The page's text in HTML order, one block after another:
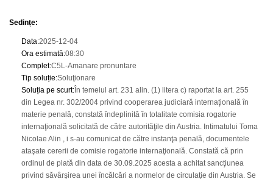
Sedințe:
Data:2025-12-04
Ora estimată:08:30
Complet:C5L-Amanare pronuntare
Tip soluție:Soluţionare
Soluția pe scurt: În temeiul art. 231 alin. (1) litera c) raportat la art. 255
din Legea nr. 302/2004 privind cooperarea judiciară internaţională în
materie penală, constată îndeplinită în totalitate comisia rogatorie
internaţională solicitată de către autorităţile din Austria. Intimatului Toma
Nicolae Alin , i s-au comunicat de către instanţa penală, documentele
ataşate cererii de comisie rogatorie internaţională. Constată că prin
ordinul de plată din data de 30.09.2025 acesta a achitat sancţiunea
privind săvârşirea unei încălcări a normelor de circulaţie din Austria. Se